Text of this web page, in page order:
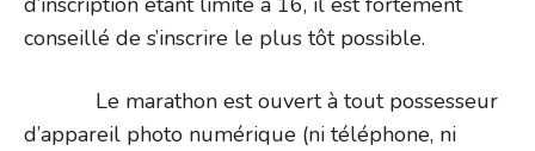
conseillé de s’inscrire le plus tôt possible.
Le marathon est ouvert à tout possesseur
d’appareil photo numérique (ni téléphone, ni